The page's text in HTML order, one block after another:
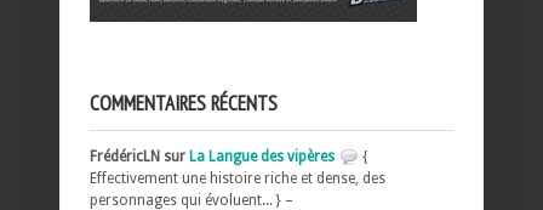
COMMENTAIRES RÉCENTS
FrédéricLN sur La Langue des vipères
{
Effectivement une histoire riche et dense, des
personnages qui évoluent... } –